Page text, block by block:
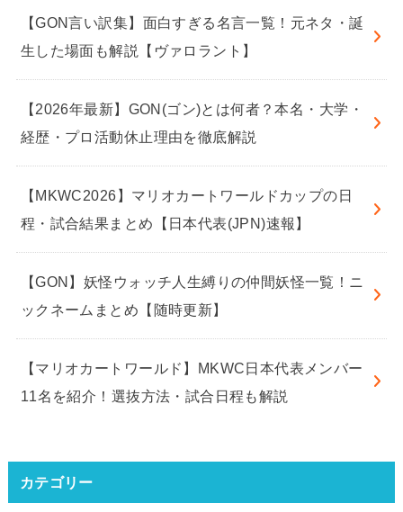
【GON言い訳集】面白すぎる名言一覧！元ネタ・誕
生した場面も解説【ヴァロラント】
【2026年最新】GON(ゴン)とは何者？本名・大学・
経歴・プロ活動休止理由を徹底解説
【MKWC2026】マリオカートワールドカップの日
程・試合結果まとめ【日本代表(JPN)速報】
【GON】妖怪ウォッチ人生縛りの仲間妖怪一覧！ニ
ックネームまとめ【随時更新】
【マリオカートワールド】MKWC日本代表メンバー
11名を紹介！選抜方法・試合日程も解説
カテゴリー